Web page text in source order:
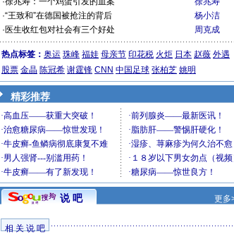
·“王致和”在德国被抢注的背后
杨小洁
· 医生收红包对社会有三个好处 周克成
热点标签： 奥运 珠峰 福娃 母亲节 印花税 火炬 日本 赵薇 外遇
股票 金晶 陈冠希 谢霆锋 CNN 中国足球 张柏芝 姚明
精彩推荐
说 吧 更多
相 关 说 吧